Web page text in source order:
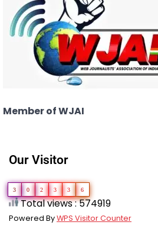
Member of WJAI
Our Visitor
3 0 2 3 3 6
Total views : 574919
Powered ByWPS Visitor Counter